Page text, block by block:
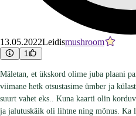
13.05.2022Leidismushroom
1
Mäletan, et ükskord olime juba plaani
viimane hetk otsustasime ümber ja
suurt vahet eks.. Kuna kaarti olin
ja jalutuskäik oli lihtne ning mõnus. Ka